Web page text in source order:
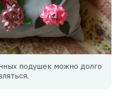
подушек можно долго